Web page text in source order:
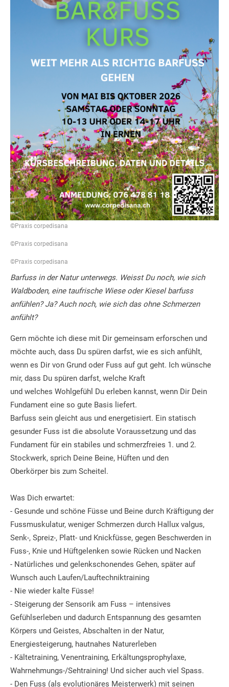
©Praxis corpedisana
©Praxis corpedisana
©Praxis corpedisana
Barfuss in der Natur unterwegs. Weisst Du noch, wie sich
Waldboden, eine taufrische Wiese oder Kiesel barfuss
anfühlen? Ja? Auch noch, wie sich das ohne Schmerzen
anfühlt?
Gern möchte ich diese mit Dir gemeinsam erforschen und
möchte auch, dass Du spüren darfst, wie es sich anfühlt,
wenn es Dir von Grund oder Fuss auf gut geht. Ich wünsche
mir, dass Du spüren darfst, welche Kraft
und welches Wohlgefühl Du erleben kannst, wenn Dir Dein
Fundament eine so gute Basis liefert.
Barfuss sein gleicht aus und energetisiert. Ein statisch
gesunder Fuss ist die absolute Voraussetzung und das
Fundament für ein stabiles und schmerzfreies 1. und 2.
Stockwerk, sprich Deine Beine, Hüften und den
Oberkörper bis zum Scheitel.
Was Dich erwartet:
- Gesunde und schöne Füsse und Beine durch Kräftigung der
Fussmuskulatur, weniger Schmerzen durch Hallux valgus,
Senk-, Spreiz-, Platt- und Knickfüsse, gegen Beschwerden in
Fuss-, Knie und Hüftgelenken sowie Rücken und Nacken
- Natürliches und gelenkschonendes Gehen, später auf
Wunsch auch Laufen/Lauftechniktraining
- Nie wieder kalte Füsse!
- Steigerung der Sensorik am Fuss – intensives
Gefühlserleben und dadurch Entspannung des gesamten
Körpers und Geistes, Abschalten in der Natur,
Energiesteigerung, hautnahes Naturerleben
- Kältetraining, Venentraining, Erkältungsprophylaxe,
Wahrnehmungs-/Sehtraining! Und sicher auch viel Spass.
- Den Fuss (als evolutionäres Meisterwerk) mit seinen